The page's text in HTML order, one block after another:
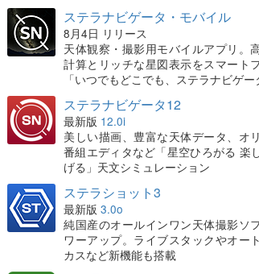
ステラナビゲータ・モバイル
8月4日 リリース
天体観察・撮影用モバイルアプリ。
計算とリッチな星図表示をスマート
「いつでもどこでも、ステラナビゲー
ステラナビゲータ12
最新版 12.0i
美しい描画、豊富な天体データ、オ
番組エディタなど「星空ひろがる 楽
げる」天文シミュレーション
ステラショット3
最新版 3.0o
純国産のオールインワン天体撮影ソ
ワーアップ。ライブスタックやオー
カスなど新機能も搭載